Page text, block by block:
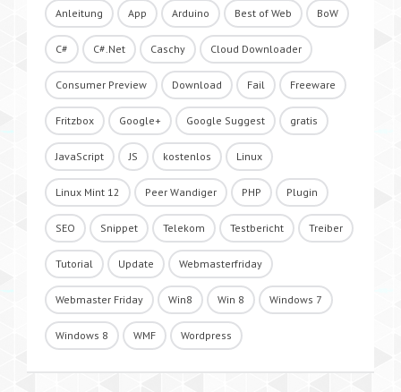
Anleitung App Arduino Best of Web BoW
C# C#.Net Caschy Cloud Downloader
Consumer Preview Download Fail Freeware
Fritzbox Google+ Google Suggest gratis
JavaScript JS kostenlos Linux
Linux Mint 12 Peer Wandiger PHP Plugin
SEO Snippet Telekom Testbericht Treiber
Tutorial Update Webmasterfriday
Webmaster Friday Win8 Win 8 Windows 7
Windows 8 WMF Wordpress